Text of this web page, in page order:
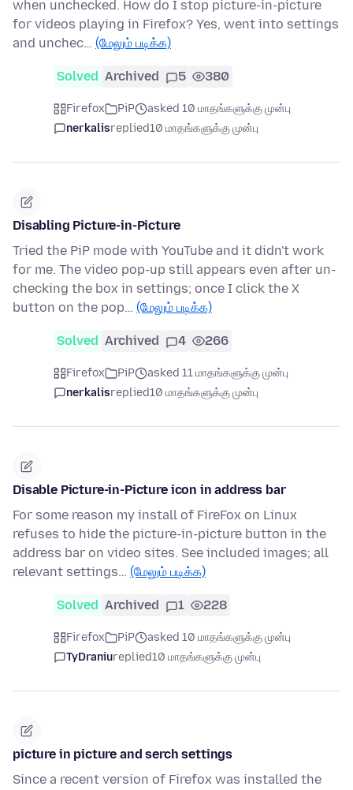
when unchecked. How do I stop picture-in-picture
for videos playing in Firefox? Yes, went into settings
and unchec… (மேலும் படிக்க)
Solved Archived 5 380
Firefox PiP
asked 10 மாதங்களுக்கு முன்பு
nerkalisreplied10 மாதங்களுக்கு முன்பு
Disabling Picture-in-Picture
Tried the PiP mode with YouTube and it didn't work
for me. The video pop-up still appears even after un-
checking the box in settings; once I click the X
button on the pop… (மேலும் படிக்க)
Solved Archived 4 266
Firefox PiP
asked 11 மாதங்களுக்கு முன்பு
nerkalisreplied10 மாதங்களுக்கு முன்பு
Disable Picture-in-Picture icon in address bar
For some reason my install of FireFox on Linux
refuses to hide the picture-in-picture button in the
address bar on video sites. See included images; all
relevant settings… (மேலும் படிக்க)
Solved Archived 1 228
Firefox PiP
asked 10 மாதங்களுக்கு முன்பு
TyDraniureplied10 மாதங்களுக்கு முன்பு
picture in picture and serch settings
Since a recent version of Firefox was installed the